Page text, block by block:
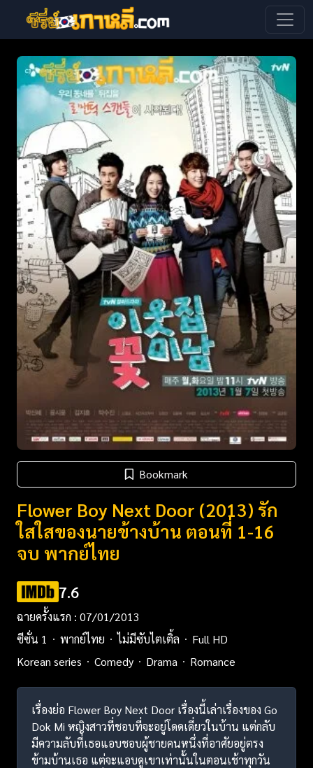
Bookmark
Flower Boy Next Door (2013) รัก
ใสใสของนายข้างบ้าน ตอนที่ 1-16
จบ พากย์ไทย
7.6
ฉายครั้งแรก : 07/01/2013
ซีซั่น 1
พากย์ไทย ไม่มีซับไตเติ้ล
Full HD
Korean series
Comedy Drama Romance
เรื่องย่อ Flower Boy Next Door เรื่องนี้เล่าเรื่องของ Go
Dok Mi หญิงสาวที่ชอบที่จะอยู่โดดเดี่ยวในบ้าน แต่กลับ
มีความลับที่เธอแอบชอบผู้ชายคนหนึ่งที่อาศัยอยู่ตรง
ข้ามบ้านเธอ แต่จะแอบดูเขาเท่านั้นในตอนเช้าทุกวัน